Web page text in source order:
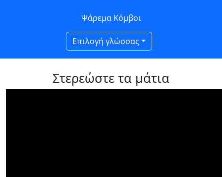
Ψάρεμα Κόμβοι
Επιλογή γλώσσας
Στερεώστε τα μάτια